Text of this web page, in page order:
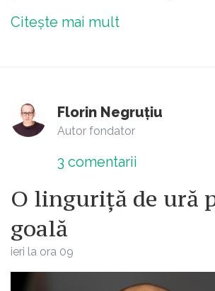
Citește mai mult
Florin Negruțiu
Autor fondator
3 comentarii
O linguriță de ură
goală
ieri la ora 09